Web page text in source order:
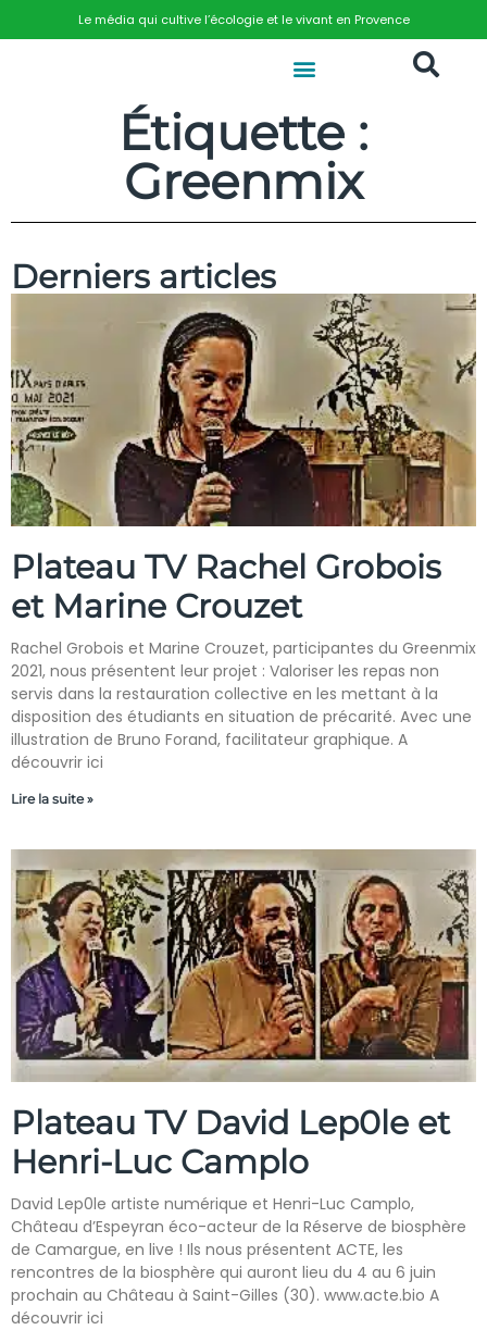
Le média qui cultive l’écologie et le vivant en Provence
Étiquette :
Greenmix
Derniers articles
Plateau TV Rachel Grobois
et Marine Crouzet
Rachel Grobois et Marine Crouzet, participantes du Greenmix
2021, nous présentent leur projet : Valoriser les repas non
servis dans la restauration collective en les mettant à la
disposition des étudiants en situation de précarité. Avec une
illustration de Bruno Forand, facilitateur graphique. A
découvrir ici
Lire la suite »
Plateau TV David Lep0le et
Henri-Luc Camplo
David Lep0le artiste numérique et Henri-Luc Camplo,
Château d’Espeyran éco-acteur de la Réserve de biosphère
de Camargue, en live ! Ils nous présentent ACTE, les
rencontres de la biosphère qui auront lieu du 4 au 6 juin
prochain au Château à Saint-Gilles (30). www.acte.bio A
découvrir ici